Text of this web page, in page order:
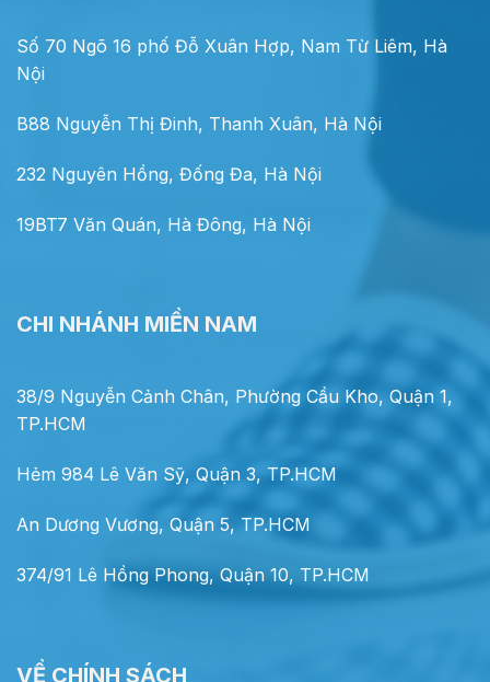
Số 70 Ngõ 16 phố Đỗ Xuân Hợp, Nam Từ Liêm, Hà
Nội
B88 Nguyễn Thị Đinh, Thanh Xuân, Hà Nội
232 Nguyên Hồng, Đống Đa, Hà Nội
19BT7 Văn Quán, Hà Đông, Hà Nội
CHI NHÁNH MIỀN NAM
38/9 Nguyễn Cảnh Chân, Phường Cầu Kho, Quận 1,
TP.HCM
Hẻm 984 Lê Văn Sỹ, Quận 3, TP.HCM
An Dương Vương, Quận 5, TP.HCM
374/91 Lê Hồng Phong, Quận 10, TP.HCM
VỀ CHÍNH SÁCH